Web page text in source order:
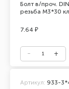
Болт в/проч.
резьба М3*30
7.64 ₽
Артикул: 933-